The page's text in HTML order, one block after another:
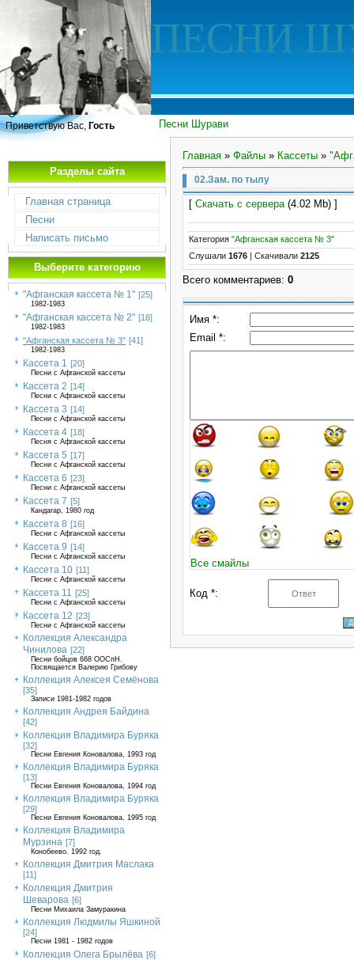
ПЕСНИ
Песни Шурави
Приветствую Вас, Гость
Разделы сайта
Главная страница
Песни
Написать письмо
Выберите категорию
"Афганская кассета № 1" [25]
1982-1983
"Афганская кассета № 2" [18]
1982-1983
"Афганская кассета № 3" [41]
1982-1983
Кассета 1 [20]
Песни с Афганской кассеты
Кассета 2 [14]
Песни с Афганской кассеты
Кассета 3 [14]
Песни с Афганской кассеты
Кассета 4 [18]
Песня с Афганской кассеты
Кассета 5 [17]
Песни с Афганской кассеты
Кассета 6 [23]
Песни с Афганской кассеты
Кассета 7 [5]
Кандагар, 1980 год
Кассета 8 [16]
Песни с Афганской кассеты
Кассета 9 [14]
Песни с Афганской кассеты
Кассета 10 [11]
Песни с Афганской кассеты
Кассета 11 [25]
Песни с Афганской кассеты
Кассета 12 [23]
Песни с Афганской кассеты
Коллекция Александра
Чинилова [22]
Песни бойцов 668 ООСпН.
Посвящается Валерию Грибову
Коллекция Алексея Семёнова
[35]
Записи 1981-1982 годов
Коллекция Андрея Байдина
[42]
Коллекция Владимира Буряка
[32]
Песни Евгения Коновалова, 1993 год
Коллекция Владимира Буряка
[13]
Песни Евгения Коновалова, 1994 год
Коллекция Владимира Буряка
[29]
Песни Евгения Коновалова, 1995 год
Коллекция Владимира
Мурзина [7]
Конобеево. 1992 год.
Коллекция Дмитрия Маслака
[11]
Коллекция Дмитрия
Шеварова [6]
Песни Михаила Замуракина
Коллекция Людмилы Яшкиной
[24]
Песни 1981 - 1982 годов
Коллекция Олега Брылёва [6]
Главная » Файлы » Кассеты »
02.Зам. по тылу
[ Скачать с сервера(4.02 Mb) ]
Категория "Афганская кассета № 3"
Слушали 1676 Скачивали 2125
Всего комментариев: 0
Имя *:
Email *:
Все смайлы
Код *: